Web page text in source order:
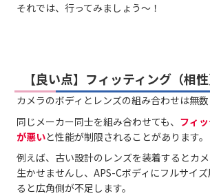
それでは、行ってみましょう～！
【良い点】フィッティング（相
カメラのボディとレンズの組み合わせは無数
同じメーカー同士を組み合わせても、 フィッ
が悪いと性能が制限されることがあります。
例えば、古い設計のレンズを装着するとカ
生かせませんし、APS-Cボディにフルサイ
ると広角側が不足します。